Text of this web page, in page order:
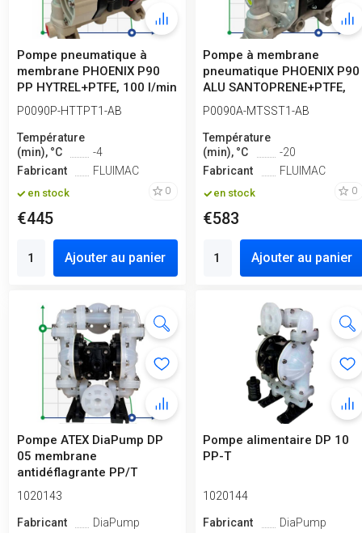
Pompe pneumatique à
membrane PHOENIX P90
PP HYTREL+PTFE, 100 l/min
pour acide...
P0090P-HTTPT1-AB
Température
(min), °C
-4
Fabricant
FLUIMAC
en stock 0
€445
Ajouter au panier
Pompe à membrane
pneumatique PHOENIX P90
ALU SANTOPRENE+PTFE,
100 l/min pour ...
P0090A-MTSST1-AB
Température
(min), °C
-20
Fabricant
FLUIMAC
en stock 0
€583
Ajouter au panier
Pompe ATEX DiaPump DP
05 membrane
antidéflagrante PP/T
1020143
Fabricant
DiaPump
Pompe alimentaire DP 10
PP-T
1020144
Fabricant
DiaPump